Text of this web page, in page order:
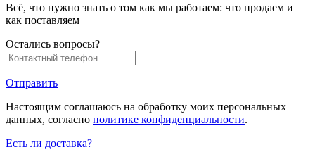
Всё, что нужно знать о том как мы работаем: что продаем и
как поставляем
Остались вопросы?
Отправить
Настоящим соглашаюсь на обработку моих персональных
данных, согласно политике конфиденциальности.
Есть ли доставка?